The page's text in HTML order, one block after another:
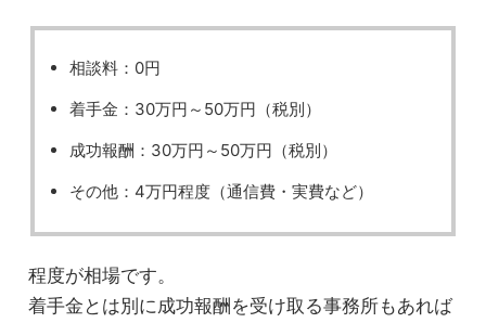
相談料：0円
着手金：30万円～50万円（税別）
成功報酬：30万円～50万円（税別）
その他：4万円程度（通信費・実費など）
程度が相場です。
着手金とは別に成功報酬を受け取る事務所もあれば